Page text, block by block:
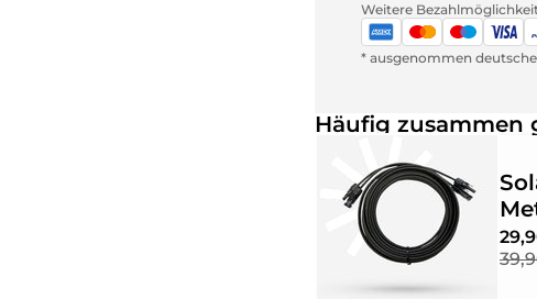
Weitere
* ausgenommen
Häufig zusammen